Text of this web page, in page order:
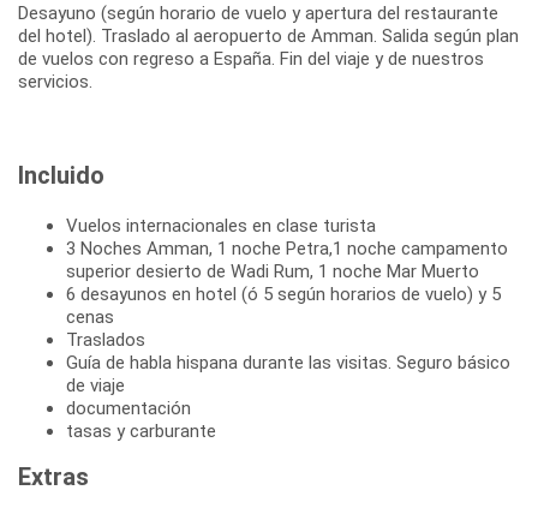
Desayuno (según horario de vuelo y apertura del restaurante
del hotel). Traslado al aeropuerto de Amman. Salida según plan
de vuelos con regreso a España. Fin del viaje y de nuestros
servicios.
Incluido
Vuelos internacionales en clase turista
3 Noches Amman, 1 noche Petra,1 noche campamento
superior desierto de Wadi Rum, 1 noche Mar Muerto
6 desayunos en hotel (ó 5 según horarios de vuelo) y 5
cenas
Traslados
Guía de habla hispana durante las visitas. Seguro básico
de viaje
documentación
tasas y carburante
Extras